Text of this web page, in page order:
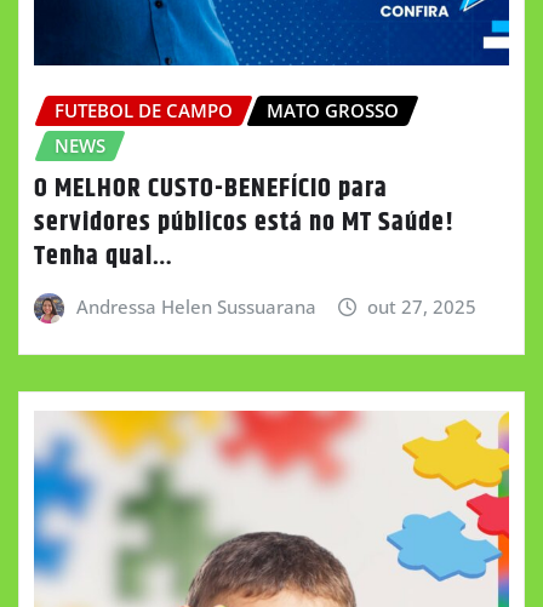
FUTEBOL DE CAMPO
MATO GROSSO
NEWS
O MELHOR CUSTO-BENEFÍCIO para
servidores públicos está no MT Saúde!
Tenha qual…
Andressa Helen Sussuarana out 27, 2025